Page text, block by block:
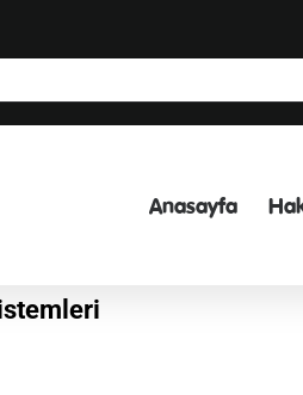
Anasayfa